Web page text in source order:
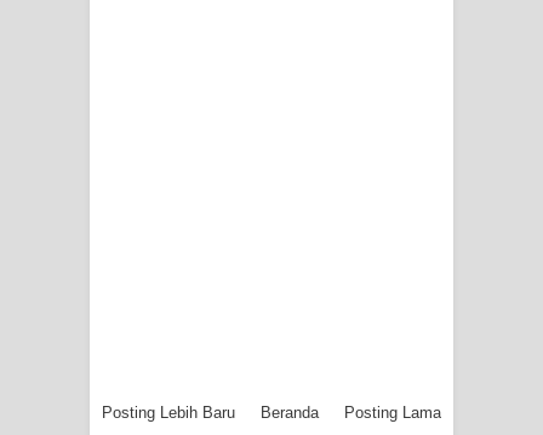
Posting Lebih Baru Posting Lama
Beranda